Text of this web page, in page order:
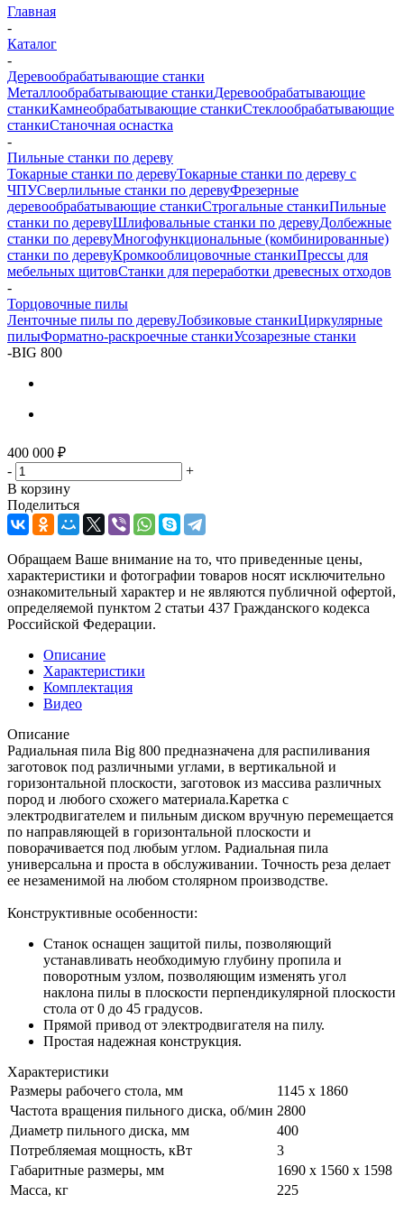
Главная
-
Каталог
-
Деревообрабатывающие станки
Металлообрабатывающие станкиДеревообрабатывающие
станкиКамнеобрабатывающие станкиСтеклообрабатывающие
станкиСтаночная оснастка
-
Пильные станки по дереву
Токарные станки по деревуТокарные станки по дереву с
ЧПУСверлильные станки по деревуФрезерные
деревообрабатывающие станкиСтрогальные станкиПильные
станки по деревуШлифовальные станки по деревуДолбежные
станки по деревуМногофункциональные (комбинированные)
станки по деревуКромкооблицовочные станкиПрессы для
мебельных щитовСтанки для переработки древесных отходов
-
Торцовочные пилы
Ленточные пилы по деревуЛобзиковые станкиЦиркулярные
пилыФорматно-раскроечные станкиУсозарезные станки
-BIG 800
400 000 ₽
-
+
В корзину
Поделиться
Обращаем Ваше внимание на то, что приведенные цены,
характеристики и фотографии товаров носят исключительно
ознакомительный характер и не являются публичной офертой,
определяемой пунктом 2 статьи 437 Гражданского кодекса
Российской Федерации.
Описание
Характеристики
Комплектация
Видео
Описание
Радиальная пила Big 800 предназначена для распиливания
заготовок под различными углами, в вертикальной и
горизонтальной плоскости, заготовок из массива различных
пород и любого схожего материала.Каретка с
электродвигателем и пильным диском вручную перемещается
по направляющей в горизонтальной плоскости и
поворачивается под любым углом. Радиальная пила
универсальна и проста в обслуживании. Точность реза делает
ее незаменимой на любом столярном производстве.
Конструктивные особенности:
Станок оснащен защитой пилы, позволяющий
устанавливать необходимую глубину пропила и
поворотным узлом, позволяющим изменять угол
наклона пилы в плоскости перпендикулярной плоскости
стола от 0 до 45 градусов.
Прямой привод от электродвигателя на пилу.
Простая надежная конструкция.
Характеристики
Размеры рабочего стола, мм
1145 х 1860
Частота вращения пильного диска, об/мин 2800
Диаметр пильного диска, мм
400
Потребляемая мощность, кВт
3
Габаритные размеры, мм
1690 x 1560 x 1598
Масса, кг
225